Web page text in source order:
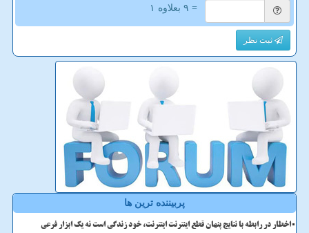
= ۹ بعلاوه ۱
ثبت نظر
پربیننده ترین ها
اخطار در رابطه با نتایج پنهان قطع اینترنت اینترنت، خود زندگی است نه یک ابزار فرعی